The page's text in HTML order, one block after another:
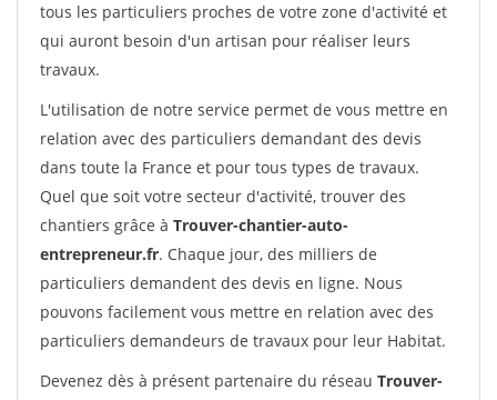
tous les particuliers proches de votre zone d'activité et
qui auront besoin d'un artisan pour réaliser leurs
travaux.
L'utilisation de notre service permet de vous mettre en
relation avec des particuliers demandant des devis
dans toute la France et pour tous types de travaux.
Quel que soit votre secteur d'activité, trouver des
chantiers grâce à Trouver-chantier-auto-
entrepreneur.fr. Chaque jour, des milliers de
particuliers demandent des devis en ligne. Nous
pouvons facilement vous mettre en relation avec des
particuliers demandeurs de travaux pour leur Habitat.
Devenez dès à présent partenaire du réseau Trouver-